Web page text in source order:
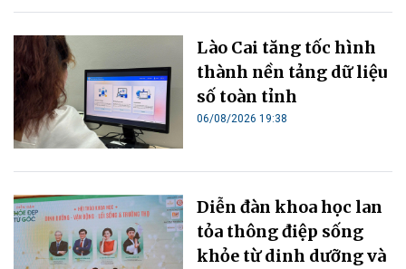
Lào Cai tăng tốc hình
thành nền tảng dữ liệu
số toàn tỉnh
06/08/2026 19:38
Diễn đàn khoa học lan
tỏa thông điệp sống
khỏe từ dinh dưỡng và